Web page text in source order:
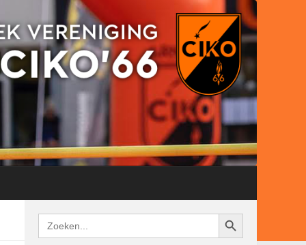
Zoek
naar:
Zoekknop